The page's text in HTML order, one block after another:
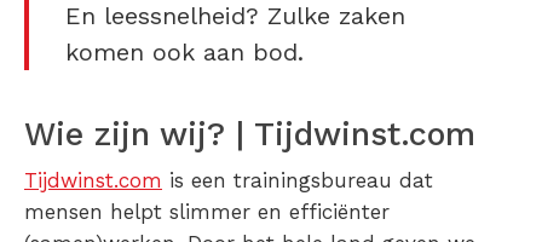
En leessnelheid? Zulke zaken
komen ook aan bod.
Wie zijn wij? | Tijdwinst.com
Tijdwinst.com is een trainingsbureau dat
mensen helpt slimmer en efficiënter